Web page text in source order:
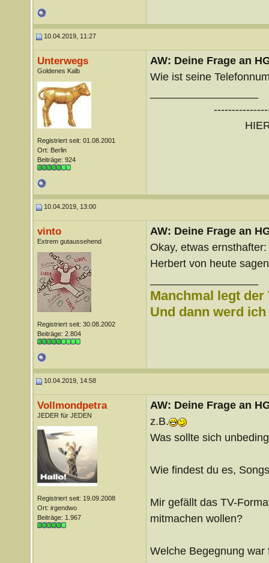
10.04.2019, 11:27
Unterwegs
Goldenes Kalb
Registriert seit: 01.08.2001
Ort: Berlin
Beiträge: 924
AW: Deine Frage an
Wie ist seine
10.04.2019, 13:00
vinto
Extrem gutaussehend
Registriert seit: 30.08.2002
Beiträge: 2.804
AW: Deine Frage an
Okay, etwas
Herbert von heute
Manchmal legt
Und dann werd
10.04.2019, 14:58
Vollmondpetra
JEDER für JEDEN
Registriert seit: 19.09.2008
Ort: irgendwo
Beiträge: 1.967
AW: Deine Frage an
z.B.
Was sollte sich
Wie findest du es,
Mir gefällt das TV-
mitmachen wollen?
Welche Begegnung